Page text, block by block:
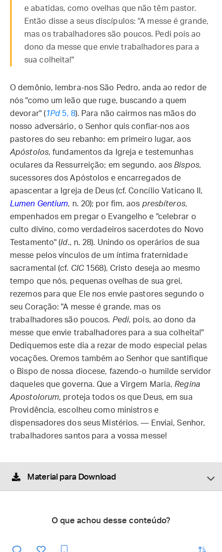
e abatidas, como ovelhas que não têm pastor.
Então disse a seus discípulos: "A messe é grande,
mas os trabalhadores são poucos. Pedi pois ao
dono da messe que envie trabalhadores para a
sua colheita!"
O demônio, lembra-nos São Pedro, anda ao redor de
nós "como um leão que ruge, buscando a quem
devorar" (1Pd 5, 8). Para não cairmos nas mãos do
nosso adversário, o Senhor quis confiar-nos aos
pastores do seu rebanho: em primeiro lugar, aos
Apóstolos, fundamentos da Igreja e testemunhas
oculares da Ressurreição; em segundo, aos Bispos,
sucessores dos Apóstolos e encarregados de
apascentar a Igreja de Deus (cf. Concílio Vaticano II,
Lumen Gentium, n. 20); por fim, aos presbíteros,
empenhados em pregar o Evangelho e "celebrar o
culto divino, como verdadeiros sacerdotes do Novo
Testamento" (Id., n. 28). Unindo os operários de sua
messe pelos vínculos de um íntima fraternidade
sacramental (cf. CIC1568), Cristo deseja ao mesmo
tempo que nós, pequenas ovelhas de sua grei,
rezemos para que Ele nos envie pastores segundo o
seu Coração: "A messe é grande, mas os
trabalhadores são poucos. Pedi, pois, ao dono da
messe que envie trabalhadores para a sua colheita!"
Dediquemos este dia a rezar de modo especial pelas
vocações. Oremos também ao Senhor que santifique
o Bispo de nossa diocese, fazendo-o humilde servidor
daqueles que governa. Que a Virgem Maria, Regina
Apostolorum, proteja todos os que Deus, em sua
Providência, escolheu como ministros e
dispensadores dos seus Mistérios. — Enviai, Senhor,
trabalhadores santos para a vossa messe!
Material para Download
O que achou desse conteúdo?
enviar